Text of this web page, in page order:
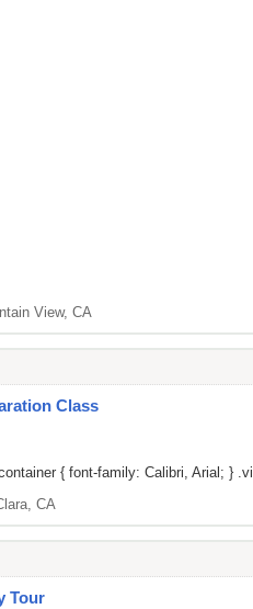
View, CA
Class
{ font-family: Calibri, Arial; }
CA
Tour